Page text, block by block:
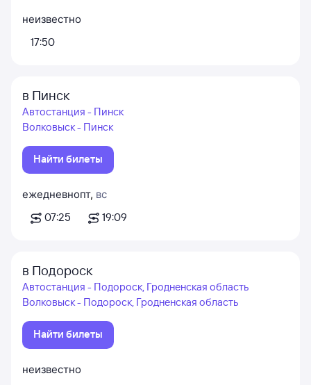
неизвестно
17:50
в Пинск
Автостанция - Пинск
Волковыск - Пинск
Найти билеты
ежедневно
07:25
пт, вс
19:09
в Подороск
Автостанция - Подороск, Гродненская область
Волковыск - Подороск, Гродненская область
Найти билеты
неизвестно